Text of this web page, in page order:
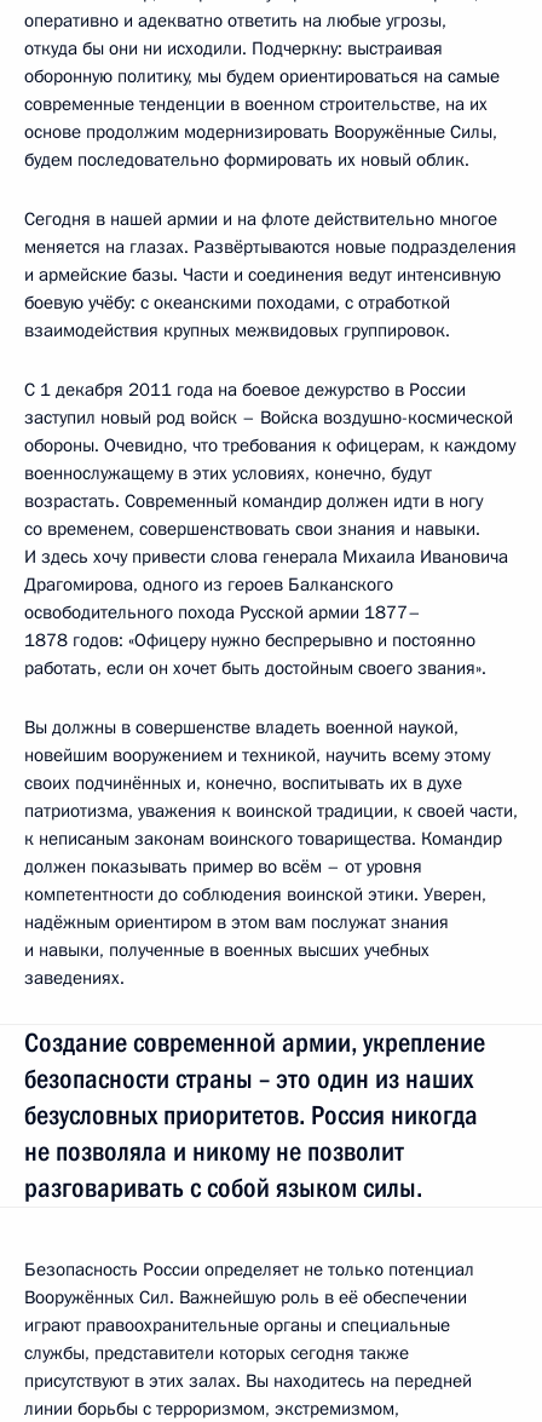
оперативно и адекватно ответить на любые угрозы,
откуда бы они ни исходили. Подчеркну: выстраивая
оборонную политику, мы будем ориентироваться на самые
современные тенденции в военном строительстве, на их
основе продолжим модернизировать Вооружённые Силы,
будем последовательно формировать их новый облик.
Сегодня в нашей армии и на флоте действительно многое
меняется на глазах. Развёртываются новые подразделения
и армейские базы. Части и соединения ведут интенсивную
боевую учёбу: с океанскими походами, с отработкой
взаимодействия крупных межвидовых группировок.
С 1 декабря 2011 года на боевое дежурство в России
заступил новый род войск – Войска воздушно-космической
обороны. Очевидно, что требования к офицерам, к каждому
военнослужащему в этих условиях, конечно, будут
возрастать. Современный командир должен идти в ногу
со временем, совершенствовать свои знания и навыки.
И здесь хочу привести слова генерала Михаила Ивановича
Драгомирова, одного из героев Балканского
освободительного похода Русской армии 1877–
1878 годов: «Офицеру нужно беспрерывно и постоянно
работать, если он хочет быть достойным своего звания».
Вы должны в совершенстве владеть военной наукой,
новейшим вооружением и техникой, научить всему этому
своих подчинённых и, конечно, воспитывать их в духе
патриотизма, уважения к воинской традиции, к своей части,
к неписаным законам воинского товарищества. Командир
должен показывать пример во всём – от уровня
компетентности до соблюдения воинской этики. Уверен,
надёжным ориентиром в этом вам послужат знания
и навыки, полученные в военных высших учебных
заведениях.
Создание современной армии, укрепление
безопасности страны – это один из наших
безусловных приоритетов. Россия никогда
не позволяла и никому не позволит
разговаривать с собой языком силы.
Безопасность России определяет не только потенциал
Вооружённых Сил. Важнейшую роль в её обеспечении
играют правоохранительные органы и специальные
службы, представители которых сегодня также
присутствуют в этих залах. Вы находитесь на передней
линии борьбы с терроризмом, экстремизмом,